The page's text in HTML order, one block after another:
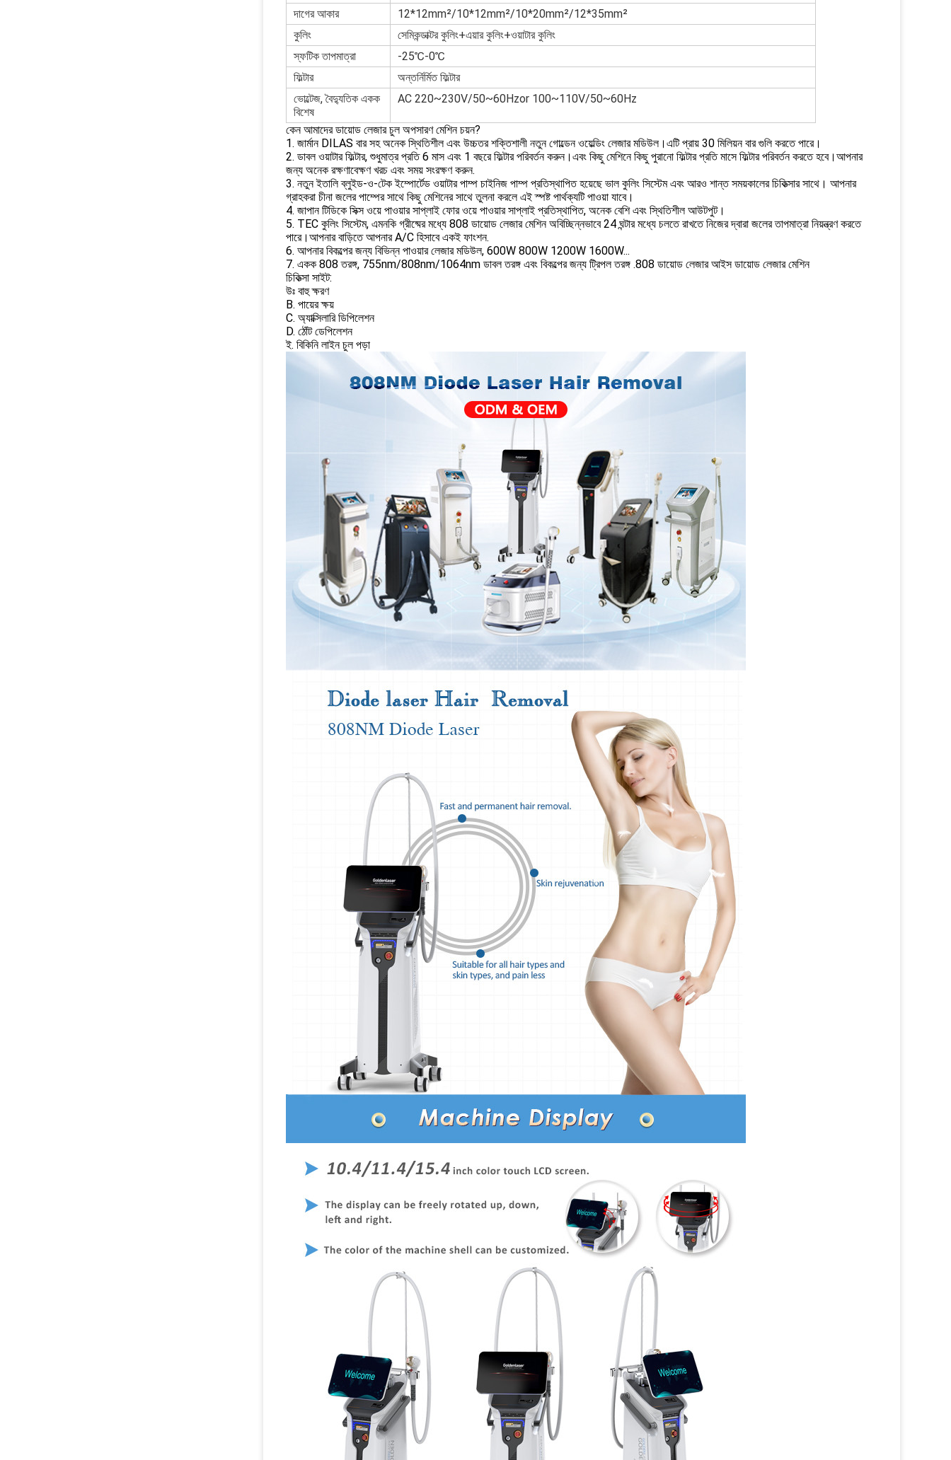
দাগের আকার
12*12mm²/10*12mm²/10*20mm²/12*35mm²
কুলিং
সেমিকন্ডাক্টর কুলিং+এয়ার কুলিং+ওয়াটার কুলিং
স্ফটিক তাপমাত্রা
-25℃-0℃
ফিল্টার
অন্তর্নির্মিত ফিল্টার
ভোল্টেজ, বৈদ্যুতিক একক
বিশেষ
AC 220~230V/50~60Hzor 100~110V/50~60Hz
কেন আমাদের ডায়োড লেজার চুল অপসারণ মেশিন চয়ন?
1. জার্মান DILAS বার সহ অনেক স্থিতিশীল এবং উচ্চতর শক্তিশালী নতুন গোল্ডেন ওয়েল্ডিং লেজার মডিউল।এটি প্রায় 30 মিলিয়ন বার গুলি করতে পারে।
2. ডাবল ওয়াটার ফিল্টার, শুধুমাত্র প্রতি 6 মাস এবং 1 বছরে ফিল্টার পরিবর্তন করুন।এবং কিছু মেশিনে কিছু পুরানো ফিল্টার প্রতি মাসে ফিল্টার পরিবর্তন করতে হবে।আপনার
জন্য অনেক রক্ষণাবেক্ষণ খরচ এবং সময় সংরক্ষণ করুন.
3. নতুন ইতালি ব্লুইড-ও-টেক ইম্পোর্টেড ওয়াটার পাম্প চাইনিজ পাম্প প্রতিস্থাপিত হয়েছে ভাল কুলিং সিস্টেম এবং আরও শান্ত সময়কালের চিকিত্সার সাথে। আপনার
গ্রাহকরা চীনা জলের পাম্পের সাথে কিছু মেশিনের সাথে তুলনা করলে এই স্পষ্ট পার্থক্যটি পাওয়া যাবে।
4. জাপান টিডিকে সিক্স ওয়ে পাওয়ার সাপ্লাই ফোর ওয়ে পাওয়ার সাপ্লাই প্রতিস্থাপিত, অনেক বেশি এবং স্থিতিশীল আউটপুট।
5. TEC কুলিং সিস্টেম, এমনকি গ্রীষ্মের মধ্যে 808 ডায়োড লেজার মেশিন অবিচ্ছিন্নভাবে 24 ঘন্টার মধ্যে চলতে রাখতে নিজের দ্বারা জলের তাপমাত্রা নিয়ন্ত্রণ করতে
পারে।আপনার বাড়িতে আপনার A/C হিসাবে একই ফাংশন.
6. আপনার বিকল্পের জন্য বিভিন্ন পাওয়ার লেজার মডিউল, 600W 800W 1200W 1600W...
7. একক 808 তরঙ্গ, 755nm/808nm/1064nm ডাবল তরঙ্গ এবং বিকল্পের জন্য ট্রিপল তরঙ্গ .808 ডায়োড লেজার আইস ডায়োড লেজার মেশিন
চিকিত্সা সাইট:
উঃ বাহু ক্ষরণ
B. পায়ের ক্ষয়
C. অ্যাক্সিলারি ডিপিলেশন
D. ঠোঁট ডেপিলেশন
ই. বিকিনি লাইন চুল পড়া